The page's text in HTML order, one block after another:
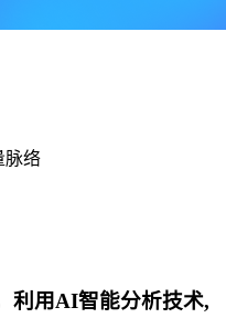
脉络
利用AI智能分析技术,